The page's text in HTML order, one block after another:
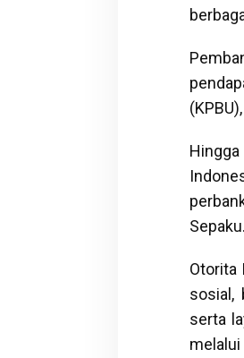
Sepaku.
Otorita
sosial,
serta
melalui